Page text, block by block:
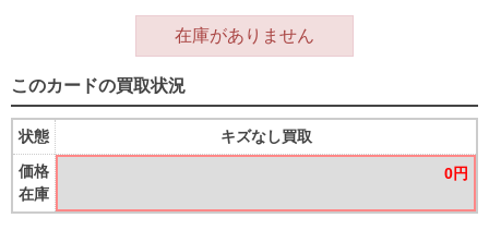
在庫がありません
このカードの買取状況
状態
価格
在庫
キズなし買取
0円